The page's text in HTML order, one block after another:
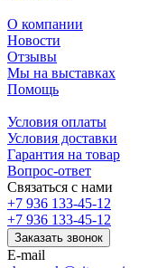
О компании
Новости
Отзывы
Мы на выставках
Помощь
Условия оплаты
Условия доставки
Гарантия на товар
Вопрос-ответ
Связаться с нами
+7 936 133-45-12
+7 936 133-45-12
Заказать звонок
E-mail